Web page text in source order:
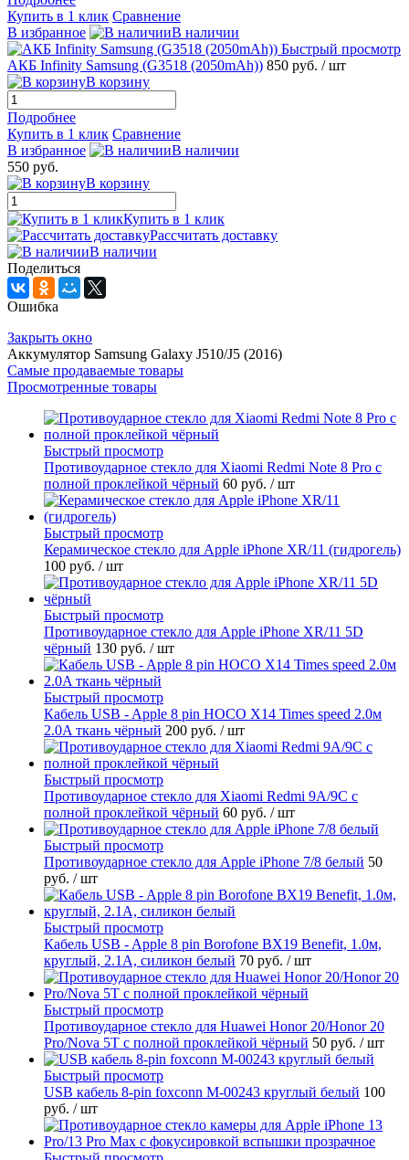
Купить в 1 клик Сравнение
В избранное
В наличии
Быстрый просмотр
АКБ Infinity Samsung (G3518 (2050mAh)) 850 руб. / шт
В корзину
Подробнее
Купить в 1 клик Сравнение
В избранное
В наличии
550 руб.
В корзину
Купить в 1 клик
Рассчитать доставку
В наличии
Поделиться
Ошибка
Закрыть окно
Аккумулятор Samsung Galaxy J510/J5 (2016)
Самые продаваемые товары
Просмотренные товары
Быстрый просмотр
Противоударное стекло для Xiaomi Redmi Note 8 Pro с
полной проклейкой чёрный 60 руб. / шт
Быстрый просмотр
Керамическое стекло для Apple iPhone XR/11 (гидрогель)
100 руб. / шт
Быстрый просмотр
Противоударное стекло для Apple iPhone XR/11 5D
чёрный 130 руб. / шт
Быстрый просмотр
Кабель USB - Apple 8 pin HOCO X14 Times speed 2.0м
2.0A ткань чёрный 200 руб. / шт
Быстрый просмотр
Противоударное стекло для Xiaomi Redmi 9A/9C с
полной проклейкой чёрный 60 руб. / шт
Быстрый просмотр
Противоударное стекло для Apple iPhone 7/8 белый 50
руб. / шт
Быстрый просмотр
Кабель USB - Apple 8 pin Borofone BX19 Benefit, 1.0м,
круглый, 2.1A, силикон белый 70 руб. / шт
Быстрый просмотр
Противоударное стекло для Huawei Honor 20/Honor 20
Pro/Nova 5T с полной проклейкой чёрный 50 руб. / шт
Быстрый просмотр
USB кабель 8-pin foxconn M-00243 круглый белый 100
руб. / шт